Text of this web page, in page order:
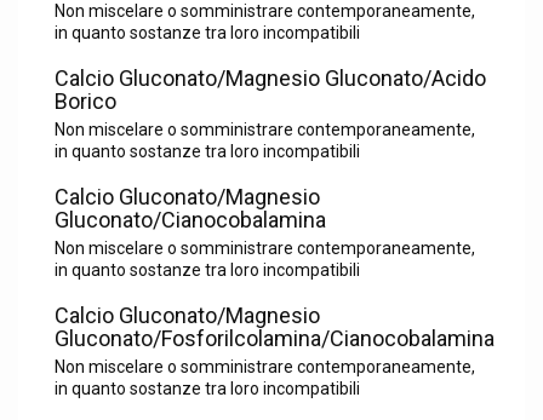
Non miscelare o somministrare contemporaneamente,
in quanto sostanze tra loro incompatibili
Calcio Gluconato/Magnesio Gluconato/Acido
Borico
Non miscelare o somministrare contemporaneamente,
in quanto sostanze tra loro incompatibili
Calcio Gluconato/Magnesio
Gluconato/Cianocobalamina
Non miscelare o somministrare contemporaneamente,
in quanto sostanze tra loro incompatibili
Calcio Gluconato/Magnesio
Gluconato/Fosforilcolamina/Cianocobalamina
Non miscelare o somministrare contemporaneamente,
in quanto sostanze tra loro incompatibili